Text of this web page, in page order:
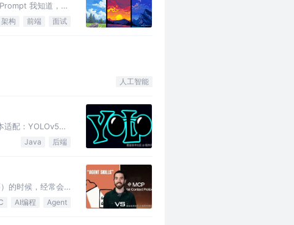
我知道，但
架构 前端 面试
人工智能
适配：YOLOv5的
Java 后端
的时候，经常会
AI编程 Agent